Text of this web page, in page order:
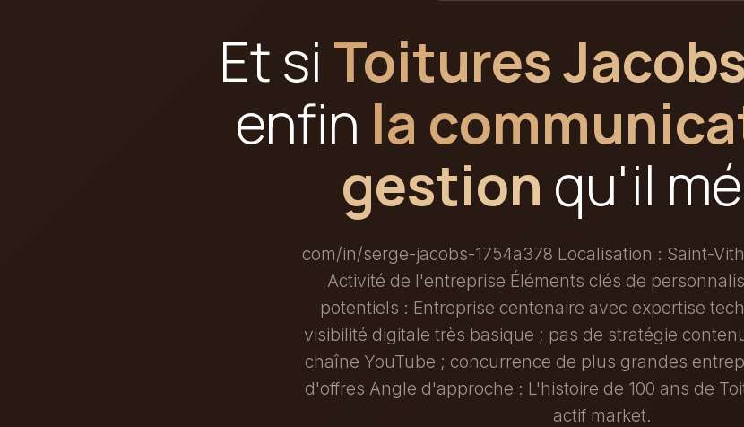
Et si Toitures
enfin la
gestion qu'il
com/in/serge-jacobs-1754a378 Localisation : Saint-
Activité de l'entreprise Éléments clés de
potentiels : Entreprise centenaire avec expertise
visibilité digitale très basique ; pas de stratégie
chaîne YouTube ; concurrence de plus grandes
d'offres Angle d'approche : L'histoire de 100 ans de
actif market.